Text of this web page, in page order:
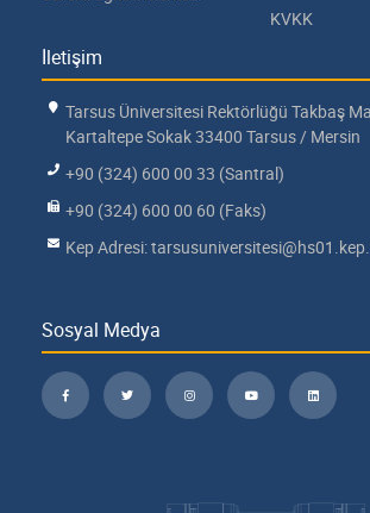
KVKK
İletişim
Tarsus Üniversitesi Rektörlüğü Takbaş
Kartaltepe Sokak 33400 Tarsus / Mersin
+90 (324) 600 00 33 (Santral)
+90 (324) 600 00 60 (Faks)
Kep Adresi:
Sosyal Medya